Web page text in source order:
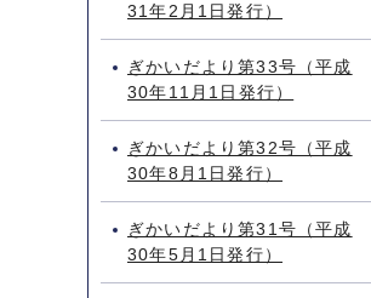
31年2月1日発行）
ぎかいだより第33号（平成
30年11月1日発行）
ぎかいだより第32号（平成
30年8月1日発行）
ぎかいだより第31号（平成
30年5月1日発行）